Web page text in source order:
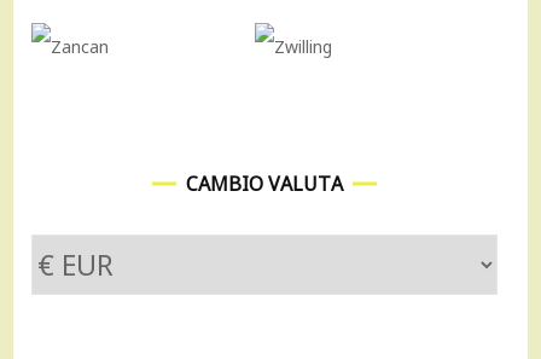
CAMBIO VALUTA